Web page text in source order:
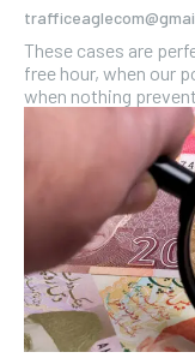
These cases are
free hour, when our
when nothing